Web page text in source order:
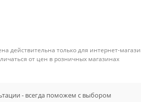
действительна только для интернет-
от цен в розничных магазинах
- всегда поможем с выбором